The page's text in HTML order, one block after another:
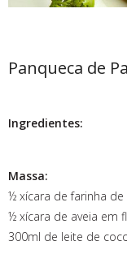
Panqueca de
Ingredientes:
Massa:
½ xícara de farinha de
½ xícara de aveia em
300ml de leite de